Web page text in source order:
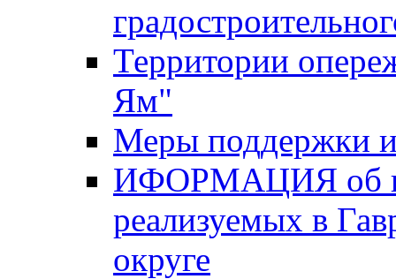
Территории
Ям"
Меры поддержки
ИФОРМАЦИЯ об
реализуемых в
округе